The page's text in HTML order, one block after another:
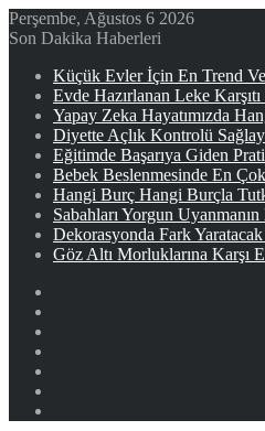
Perşembe, Ağustos 6 2026
Son Dakika Haberleri
Küçük Evler İçin En Trend
Evde Hazırlanan Leke
Yapay Zeka Hayatımızda
Diyette Açlık Kontrolü
Eğitimde Başarıya Giden
Bebek Beslenmesinde En
Hangi Burç Hangi Burçla
Sabahları Yorgun
Dekorasyonda Fark
Göz Altı Morluklarına Karşı